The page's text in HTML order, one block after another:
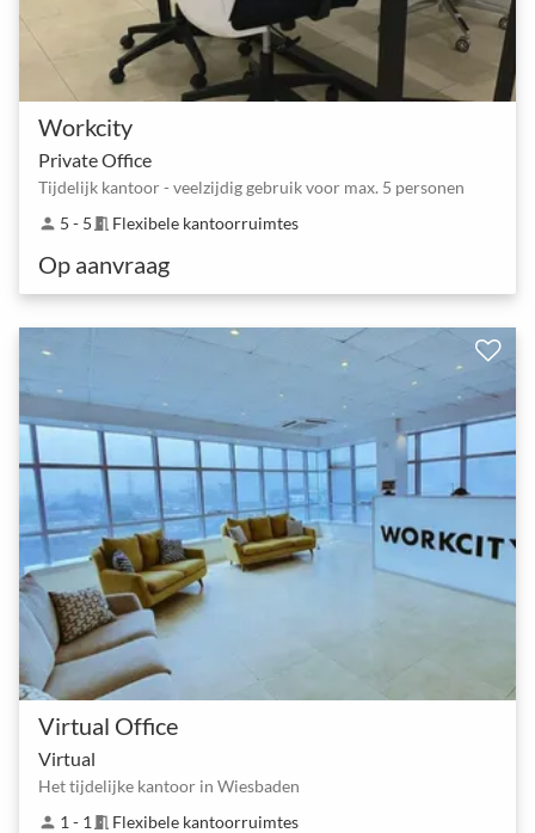
Workcity
Private Office
Tijdelijk kantoor - veelzijdig gebruik voor max. 5 personen
person 5 - 5 meeting_room Flexibele kantoorruimtes
Op aanvraag
Virtual Office
Virtual
Het tijdelijke kantoor in Wiesbaden
person 1 - 1 meeting_room Flexibele kantoorruimtes